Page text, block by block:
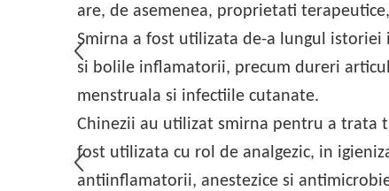
are, de asemenea, proprietati
Smirna a fost utilizata de-a lungul
si bolile inflamatorii, precum dureri
menstruala si infectiile cutanate.
Chinezii au utilizat smirna pentru a trata
fost utilizata cu rol de analgezic, in
antiinflamatorii, anestezice si